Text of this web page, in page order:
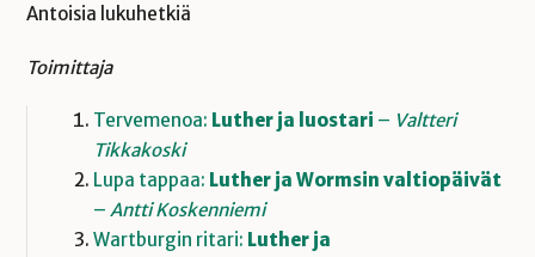
Antoisia lukuhetkiä
Toimittaja
Tervemenoa: Luther ja luostari – Valtteri
Tikkakoski
Lupa tappaa: Luther ja Wormsin valtiopäivät
–Antti Koskenniemi
Wartburgin ritari: Luther ja